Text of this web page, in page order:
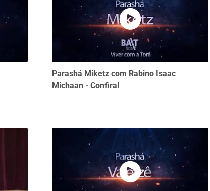
Parashá Miketz com Rabino Isaac
Michaan - Confira!